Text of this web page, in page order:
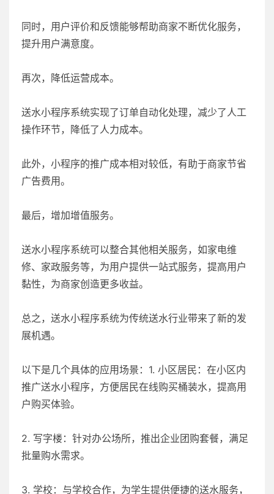
同时，用户评价和反馈能够帮助商家不断优化服务，
提升用户满意度。
再次，降低运营成本。
送水小程序系统实现了订单自动化处理，减少了人工
操作环节，降低了人力成本。
此外，小程序的推广成本相对较低，有助于商家节省
广告费用。
最后，增加增值服务。
送水小程序系统可以整合其他相关服务，如家电维
修、家政服务等，为用户提供一站式服务，提高用户
黏性，为商家创造更多收益。
总之，送水小程序系统为传统送水行业带来了新的发
展机遇。
以下是几个具体的应用场景：1. 小区居民：在小区内
推广送水小程序，方便居民在线购买桶装水，提高用
户购买体验。
2. 写字楼：针对办公场所，推出企业团购套餐，满足
批量购水需求。
3. 学校：与学校合作，为学生提供便捷的送水服务，